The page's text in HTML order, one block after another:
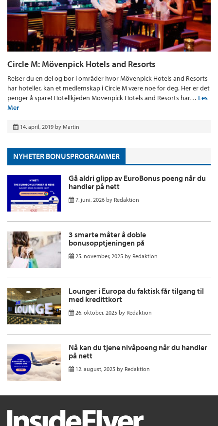
Circle M: Mövenpick Hotels and Resorts
Reiser du en del og bor i områder hvor Mövenpick Hotels and Resorts
har hoteller, kan et medlemskap i Circle M være noe for deg. Her er det
penger å spare! Hotellkjeden Mövenpick Hotels and Resorts har… Les
Mer
14. april, 2019 by Martin
NYHETER BONUSPROGRAMMER
Gå aldri glipp av EuroBonus poeng når du
handler på nett
7. juni, 2026 by Redaktion
3 smarte måter å doble
bonusopptjeningen på
25. november, 2025 by Redaktion
Lounger i Europa du faktisk får tilgang til
med kredittkort
26. oktober, 2025 by Redaktion
Nå kan du tjene nivåpoeng når du handler
på nett
12. august, 2025 by Redaktion